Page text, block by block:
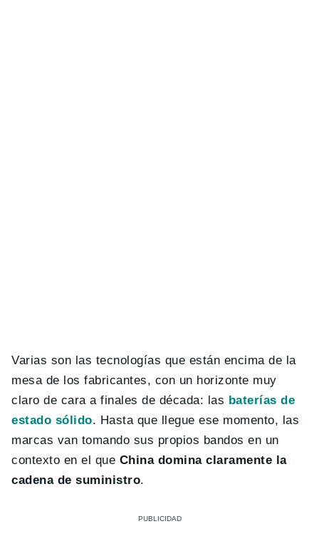
Varias son las tecnologías que están encima de la
mesa de los fabricantes, con un horizonte muy
claro de cara a finales de década: las baterías de
estado sólido. Hasta que llegue ese momento, las
marcas van tomando sus propios bandos en un
contexto en el que China domina claramente la
cadena de suministro.